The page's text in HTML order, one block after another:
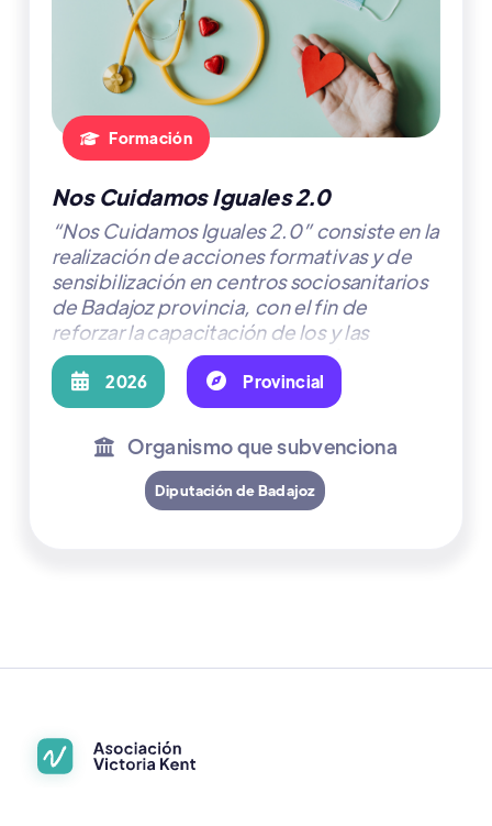
 Formación
Nos Cuidamos Iguales 2.0
“Nos Cuidamos Iguales 2.0” consiste en la
realización de acciones formativas y de
sensibilización en centros sociosanitarios
de Badajoz provincia, con el fin de
reforzar la capacitación de los y las
profesionales para la prevención,
detección y actuación ante casos de
violencia de género y sexual.
 2026  Provincial
 Organismo que subvenciona
Diputación de Badajoz